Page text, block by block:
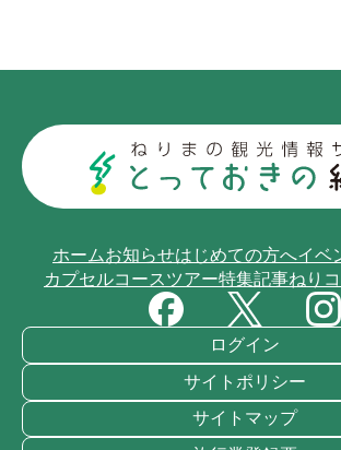
ホームお知らせはじめての方へイベ
カプセルコースツアー特集記事ねり
ログイン
サイトポリシー
サイトマップ